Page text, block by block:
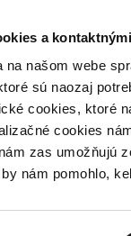
a
našom webe
sú naozaj
cookies, ktoré
cookies
zas umožňujú
nám pomohlo,